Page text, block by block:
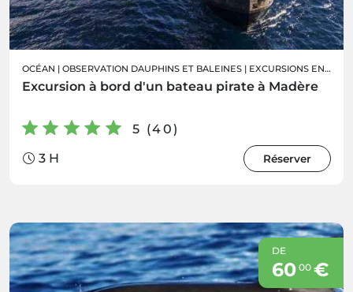
OCÉAN | OBSERVATION DAUPHINS ET BALEINES | EXCURSIONS EN BATEAU
Excursion à bord d'un bateau pirate à Madère
5 (40)
3 H
Réserver
DE
60 00€